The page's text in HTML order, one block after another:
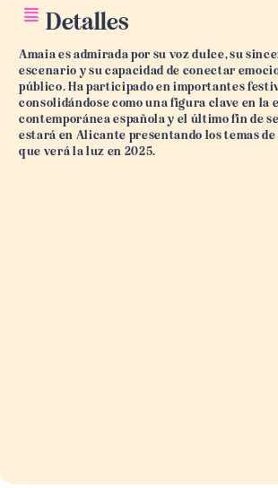
Detalles
Amaia es admirada por su voz dulce, su
escenario y su capacidad de conectar
público. Ha participado en importantes
consolidándose como una figura clave en la
contemporánea española y el último fin de
estará en Alicante presentando los temas de
que verá la luz en 2025.